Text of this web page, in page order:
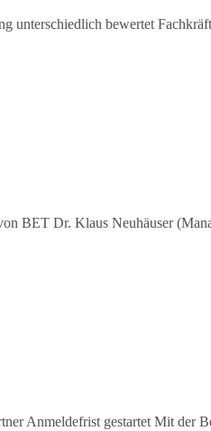
bewertet
BET Dr. Klaus Neuhäuser
Anmeldefrist gestartet Mit der